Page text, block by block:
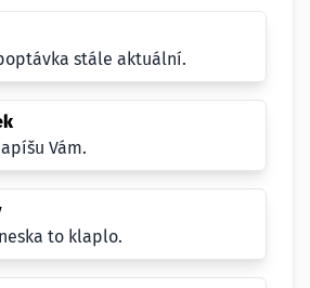
stále aktuální.
Vám.
to klaplo.